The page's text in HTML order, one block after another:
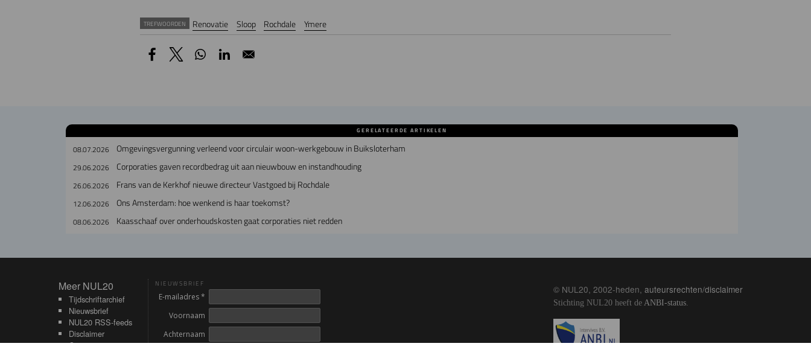
TREFWOORDEN Renovatie Sloop Rochdale Ymere
GERELATEERDE ARTIKELEN
08.07.2026 Omgevingsvergunning verleend voor circulair woon-werkgebouw in Buiksloterham
29.06.2026 Corporaties gaven recordbedrag uit aan nieuwbouw en instandhouding
26.06.2026 Frans van de Kerkhof nieuwe directeur Vastgoed bij Rochdale
12.06.2026 Ons Amsterdam: hoe wenkend is haar toekomst?
08.06.2026 Kaasschaaf over onderhoudskosten gaat corporaties niet redden
Meer NUL20
Meer NUL20
Tijdschriftarchief
Nieuwsbrief
NUL20 RSS-feeds
Disclaimer
Contact
NIEUWSBRIEF
E-mailadres *
Voornaam
Achternaam
© NUL20, 2002-heden, auteursrechten/disclaimer
Stichting NUL20 heeft de ANBI-status.
Image